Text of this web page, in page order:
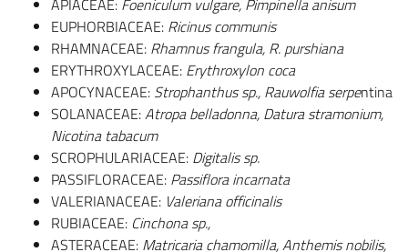
APIACEAE: Foeniculum vulgare, Pimpinella anisum
EUPHORBIACEAE: Ricinus communis
RHAMNACEAE: Rhamnus frangula, R. purshiana
ERYTHROXYLACEAE: Erythroxylon coca
APOCYNACEAE: Strophanthus sp., Rauwolfia serpentina
SOLANACEAE:Atropa belladonna, Datura stramonium,
Nicotina tabacum
SCROPHULARIACEAE: Digitalis sp.
PASSIFLORACEAE: Passiflora incarnata
VALERIANACEAE: Valeriana officinalis
RUBIACEAE: Cinchona sp.,
ASTERACEAE: Matricaria chamomilla, Anthemis nobilis,